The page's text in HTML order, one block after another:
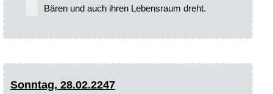
Bären und auch ihren Lebensraum dreht.
Sonntag, 28.02.2247